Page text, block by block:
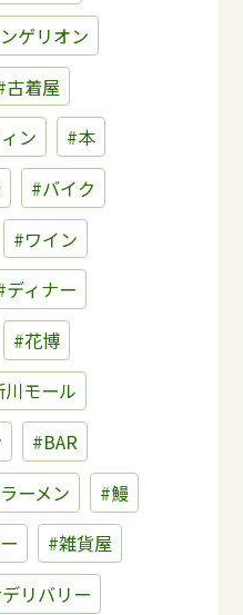
ゲリオン
古着屋
ン
#本
#バイク
#ワイン
ディナー
#花博
川モール
#BAR
ーメン
#鰻
#雑貨屋
リバリー